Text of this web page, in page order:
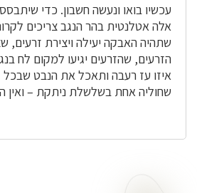
עכשיו בואו ונעשה חשבון. כדי
אלה אטלנטית בהר הנגב צריכים
שתהיה האבקה יעילה ויצירת זרעים,
הזרעים, שהזרעים יגיעו למקום לח
איזו עז רעבה ותאכל את הנבט
שחוליה אחת בשלשלת ניתקת – ואין